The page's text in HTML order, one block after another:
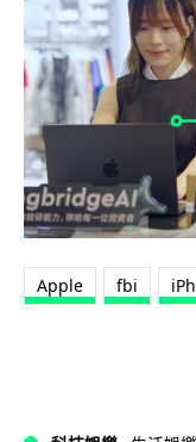
Apple fbi